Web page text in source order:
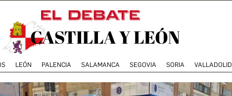
LEÓN PALENCIA SALAMANCA SEGOVIA SORIA VALLADOLID